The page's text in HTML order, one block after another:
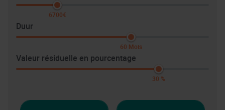
6700€
Duur
60 Mois
Valeur résiduelle en pourcentage
30 %